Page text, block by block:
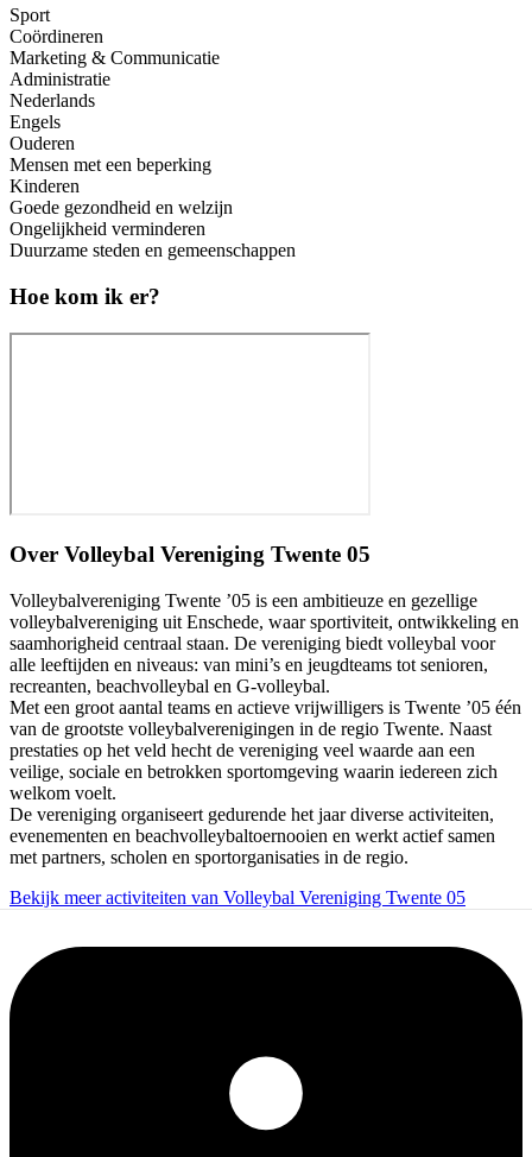
Sport
Coördineren
Marketing & Communicatie
Administratie
Nederlands
Engels
Ouderen
Mensen met een beperking
Kinderen
Goede gezondheid en welzijn
Ongelijkheid verminderen
Duurzame steden en gemeenschappen
Hoe kom ik er?
Over Volleybal Vereniging Twente 05
Volleybalvereniging Twente ’05 is een ambitieuze en gezellige
volleybalvereniging uit Enschede, waar sportiviteit, ontwikkeling en
saamhorigheid centraal staan. De vereniging biedt volleybal voor
alle leeftijden en niveaus: van mini’s en jeugdteams tot senioren,
recreanten, beachvolleybal en G-volleybal.
Met een groot aantal teams en actieve vrijwilligers is Twente ’05 één
van de grootste volleybalverenigingen in de regio Twente. Naast
prestaties op het veld hecht de vereniging veel waarde aan een
veilige, sociale en betrokken sportomgeving waarin iedereen zich
welkom voelt.
De vereniging organiseert gedurende het jaar diverse activiteiten,
evenementen en beachvolleybaltoernooien en werkt actief samen
met partners, scholen en sportorganisaties in de regio.
Bekijk meer activiteiten van Volleybal Vereniging Twente 05